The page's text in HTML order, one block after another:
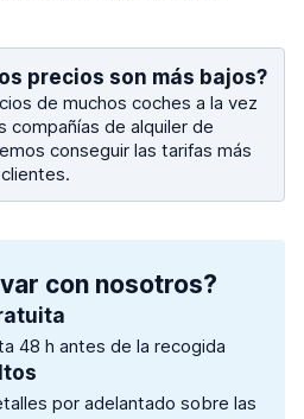
precios son más bajos?
de muchos coches a la vez
compañías de alquiler de
conseguir las tarifas más
con nosotros?
48 h antes de la recogida
por adelantado sobre las